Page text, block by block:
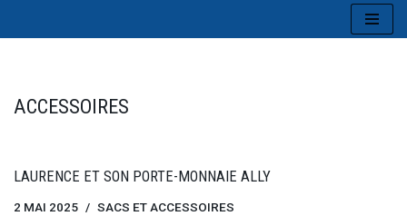
ACCESSOIRES
LAURENCE ET SON PORTE-MONNAIE ALLY
2 MAI 2025 SACS ET ACCESSOIRES